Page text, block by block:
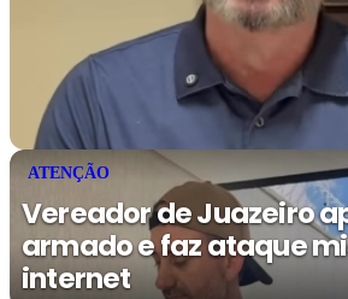
ATENÇÃO
Vereador de Juazeiro
armado e faz ataque
internet